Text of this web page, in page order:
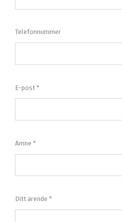
Telefonnummer
E-post
Ämne
Ditt ärende